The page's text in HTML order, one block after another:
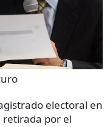
electoral en
retirada por el